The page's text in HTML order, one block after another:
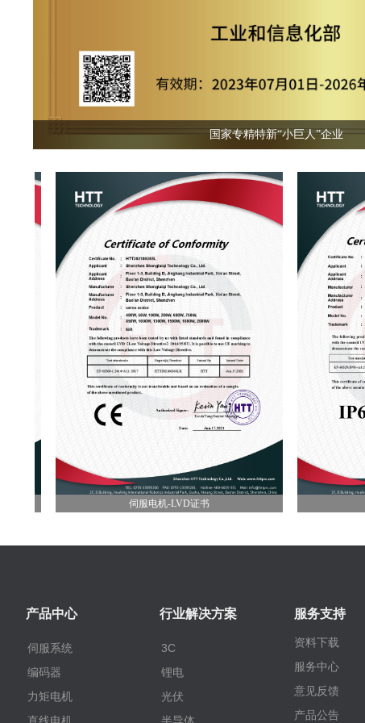
伺服电机-LVD证书
国家专精特新“小巨人”企业
产品中心
伺服系统
编码器
力矩电机
服务支持
资料下载
服务中心
意见反馈
产品公告
行业解决方案
3C
锂电
光伏